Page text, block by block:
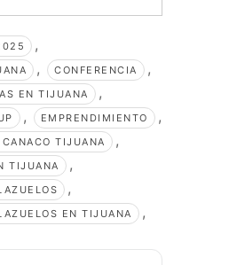
,
, CONFERENCIA ,
EN TIJUANA ,
, EMPRENDIMIENTO ,
TIJUANA ,
TIJUANA ,
,
EN TIJUANA ,